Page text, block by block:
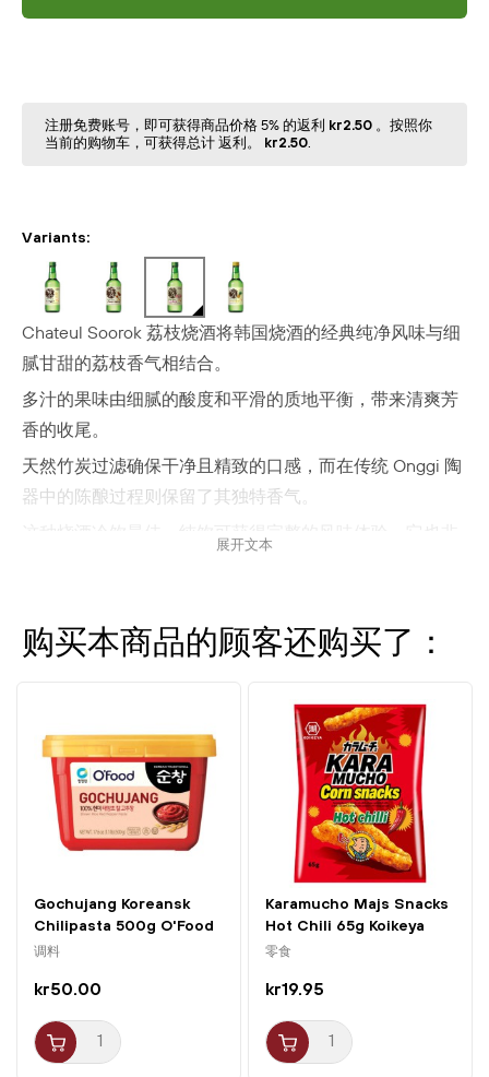
注册免费账号，即可获得商品价格 5% 的返利 kr2.50 。按照你
当前的购物⻋，可获得总计 返利。 kr2.50.
Variants:
Chateul Soorok 荔枝烧酒将韩国烧酒的经典纯净风味与细
腻甘甜的荔枝香气相结合。
多汁的果味由细腻的酸度和平滑的质地平衡，带来清爽芳
香的收尾。
天然竹炭过滤确保干净且精致的口感，而在传统 Onggi 陶
器中的陈酿过程则保留了其独特香气。
这种烧酒冷饮最佳，纯饮可获得完整的风味体验。它也非
或以荔枝为主的甜品。
Chateul Soorok 以其品质与工艺闻名，传统与创新在此交
烧酒体验，口感轻盈、清脆且清爽——适合各种场合。
展开文本
购买本商品的顾客还购买了：
Gochujang Koreansk
Chilipasta 500g O'Food
调料
kr50.00
Karamucho Majs Snacks
Hot Chili 65g Koikeya
零食
kr19.95